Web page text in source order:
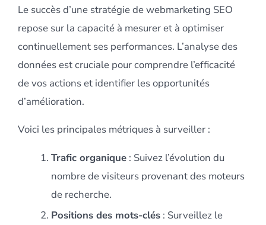
Le succès d’une stratégie de webmarketing SEO
repose sur la capacité à mesurer et à optimiser
continuellement ses performances. L’analyse des
données est cruciale pour comprendre l’efficacité
de vos actions et identifier les opportunités
d’amélioration.
Voici les principales métriques à surveiller :
Trafic organique: Suivez l’évolution du
nombre de visiteurs provenant des moteurs
de recherche.
Positions des mots-clés: Surveillez le